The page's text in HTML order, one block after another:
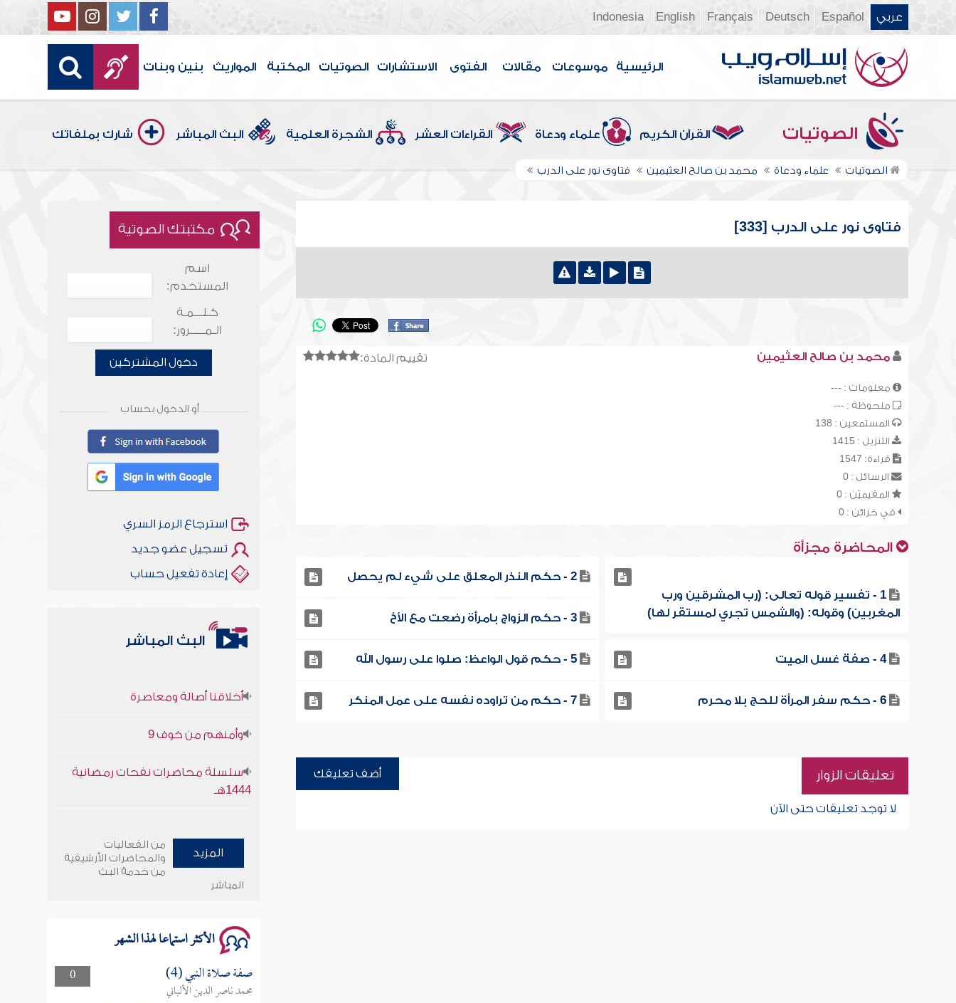
عربي Español
Deutsch
Français
English
Indonesia
الرئيسية موسوعات مقالات الفتوى الاستشارات الصوتيات المكتبة المواريث بنين وبنات
الصوتيات القرآن الكريم علماء ودعاة القراءات العشر الشجرة العلمية البث المباشر شارك بملفاتك
الصوتيات علماء ودعاة محمد بن صالح العثيمين فتاوى نور على الدرب
فتاوى نور على الدرب [333]
تقييم المادة: محمد بن صالح العثيمين
معلومات : ---
ملحوظة : ---
المستمعين : 138
التنزيل : 1415
قراءة: 1547
الرسائل : 0
المقيميّن : 0
في خزائن : 0
المحاضرة مجزأة
1 - تفسير قوله تعالى: (رب المشرقين ورب
المغربين) وقوله: (والشمس تجري لمستقر لها)
2 - حكم النذر المعلق على شيء لم يحصل
3 - حكم الزواج بامرأة رضعت مع الأخ
4 - صفة غسل الميت 5 - حكم قول الواعظ: صلوا على رسول الله
6 - حكم سفر المرأة للحج بلا محرم 7 - حكم من تراوده نفسه على عمل المنكر
تعليقات الزوار أضف تعليقك
لا توجد تعليقات حتى الآن
مكتبتك الصوتية
اسم
المستخدم:
كـلـــمـة
الـمـــــرور:
دخول المشتركين
أو الدخول بحساب
استرجاع الرمز السري
تسجيل عضو جديد
إعادة تفعيل حساب
البث المباشر
1444هـ
وأمنهم من خوف 9
المزيد
من الفعاليات
والمحاضرات الأرشيفية
من خدمة البث
المباشر
الأكثر استماعا لهذا الشهر
0 صفة صلاة النبي (4)
محمد ناصر الدين الألباني